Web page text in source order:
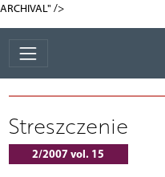
ARCHIVAL" />
Streszczenie
2/2007 vol. 15